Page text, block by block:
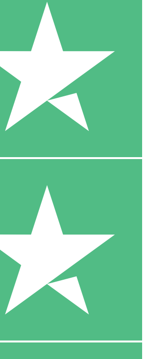
de Créditos Individuales
con créditos de descarga. Sin compromiso
10 00
10 Descargas
20 00